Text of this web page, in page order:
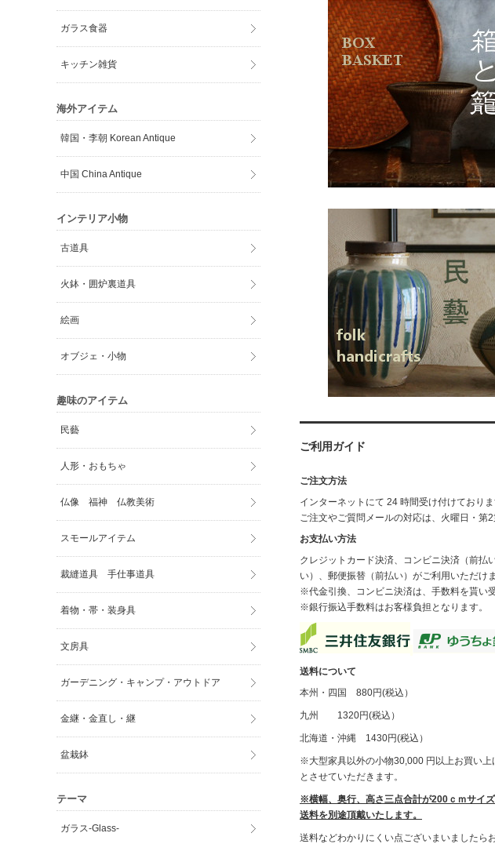
ご利用ガイド
ご注文方法
インターネットにて 24 時間受け付けておりま
ご注文やご質問メールの対応は、火曜日・第2
お支払い方法
クレジットカード決済、コンビニ決済（前払
い）、郵便振替（前払い）がご利用いただけま
※代金引換、コンビニ決済は、手数料を貰い受
※銀行振込手数料はお客様負担となります。
送料について
本州・四国 880円(税込）
九州 1320円(税込）
北海道・沖縄 1430円(税込）
※大型家具以外の小物30,000 円以上お買い
とさせていただきます。
※横幅、奥行、高さ三点合計が200ｃｍサイ
送料を別途頂戴いたします。
送料などわかりにくい点ございまいましたら
ガラス食器
キッチン雑貨
海外アイテム
韓国・李朝 Korean Antique
中国 China Antique
インテリア小物
古道具
火鉢・囲炉裏道具
絵画
オブジェ・小物
趣味のアイテム
民藝
人形・おもちゃ
仏像 福神 仏教美術
スモールアイテム
裁縫道具 手仕事道具
着物・帯・装身具
文房具
ガーデニング・キャンプ・アウトドア
金継・金直し・継
盆栽鉢
テーマ
ガラス-Glass-